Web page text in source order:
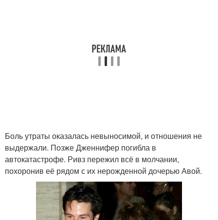
Боль утраты оказалась невыносимой, и отношения не
выдержали. Позже Дженнифер погибла в
автокатастрофе. Ривз пережил всё в молчании,
похоронив её рядом с их нерожденной дочерью Авой.